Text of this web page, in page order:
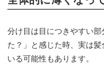
分け目は目につきやすい
た？」と感じた時、実は
いる可能性もあります。